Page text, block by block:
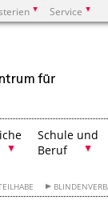
Service
Schule und
Beruf